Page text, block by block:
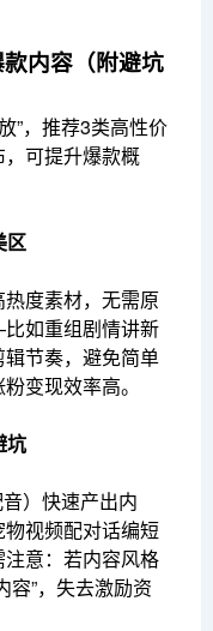
内容（附避坑
”，推荐3类高性价
可提升爆款概
区
度素材，无需原
如重组剧情讲新
节奏，避免简单
变现效率高。
坑
）快速产出内
视频配对话编短
意：若内容风格
容”，失去激励资